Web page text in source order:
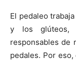
El pedaleo
y los glúteos,
responsables de
pedales. Por